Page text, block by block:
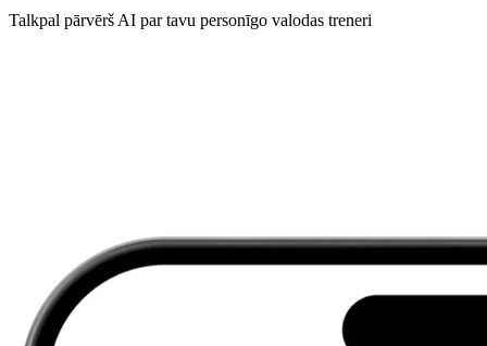
Talkpal pārvērš AI par tavu personīgo valodas treneri